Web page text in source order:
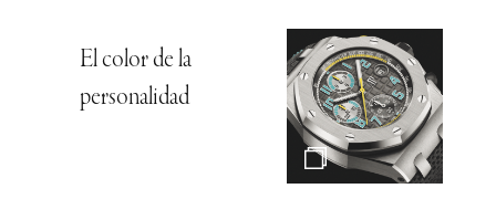
El color de la
personalidad